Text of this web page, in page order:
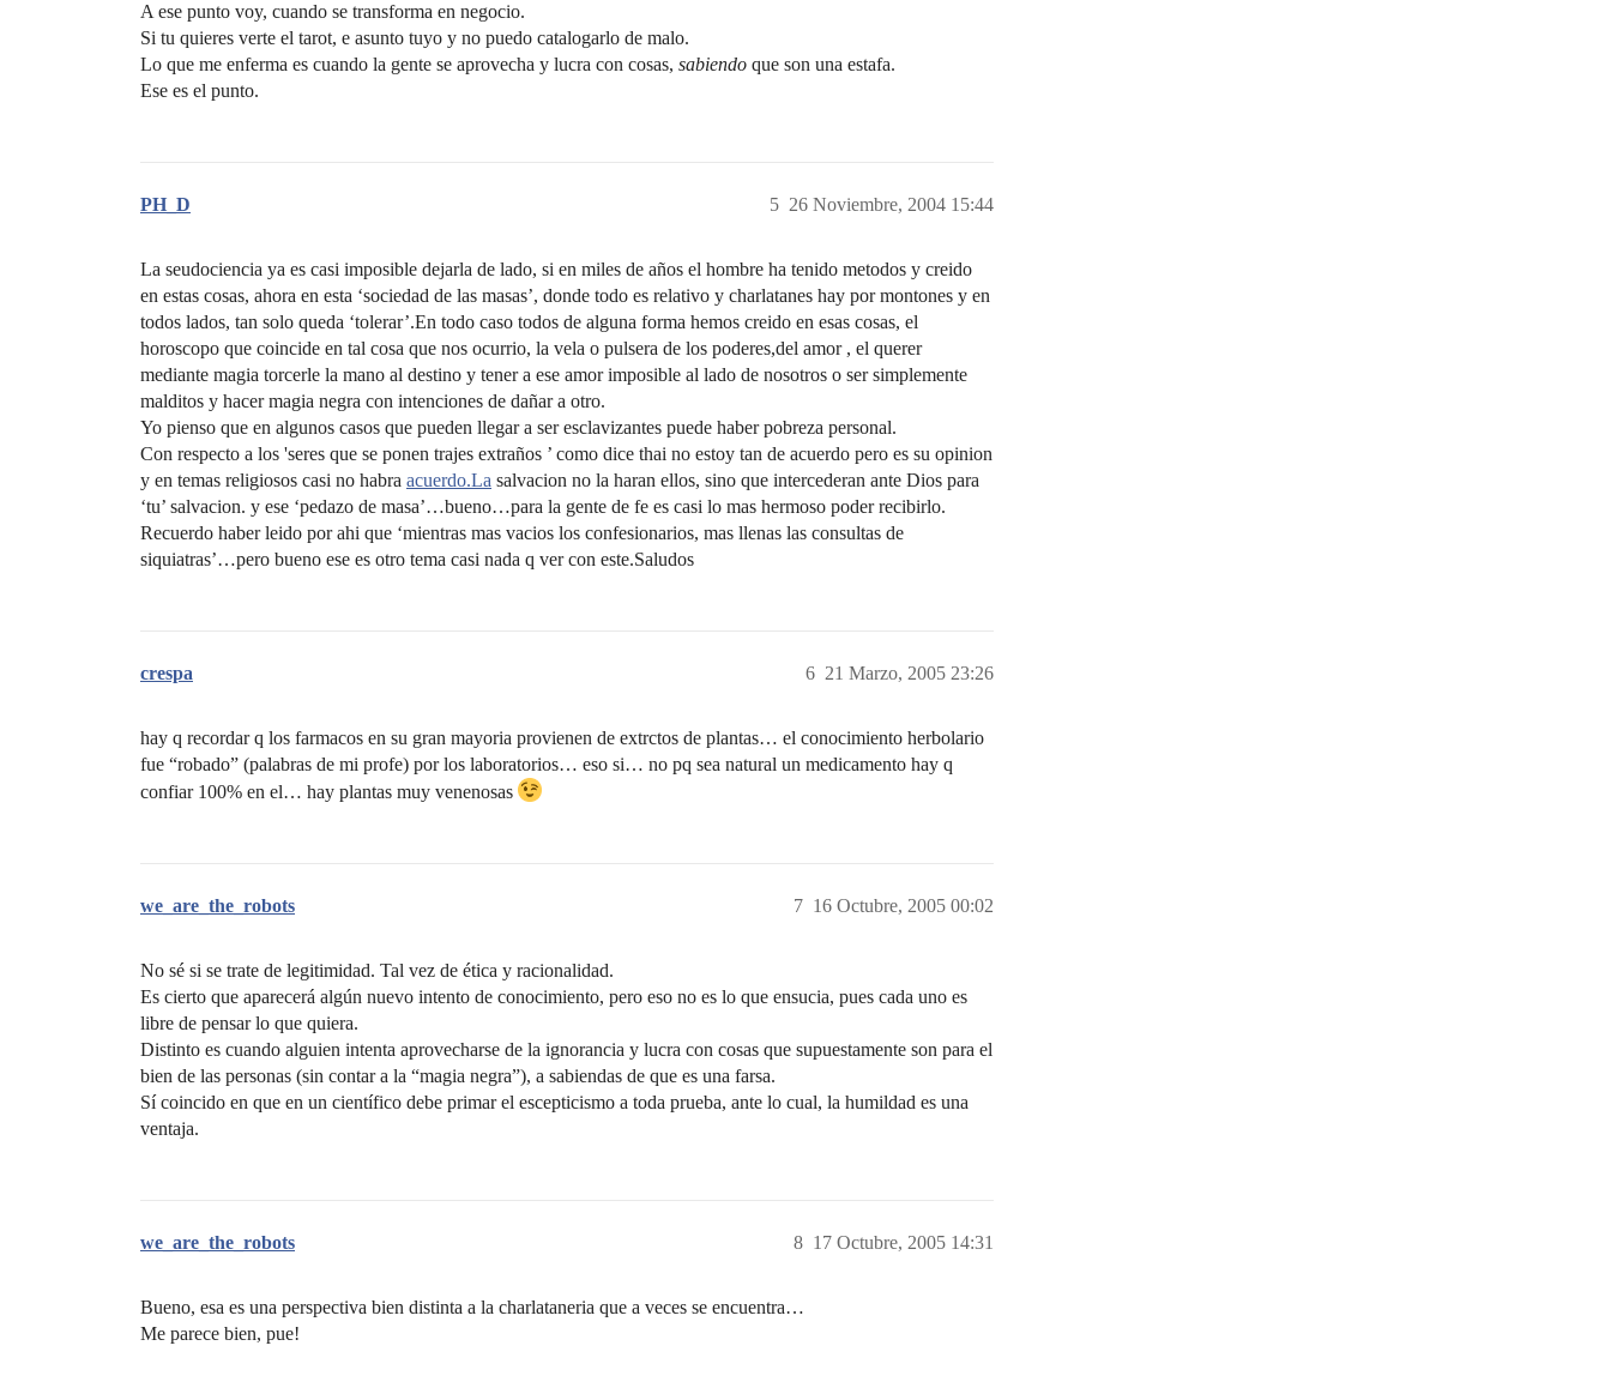
A ese punto voy, cuando se transforma en negocio.
Si tu quieres verte el tarot, e asunto tuyo y no puedo catalogarlo de malo.
Lo que me enferma es cuando la gente se aprovecha y lucra con cosas, sabiendo que son una estafa.
Ese es el punto.
PH_D 26 Noviembre, 2004 15:44
5
La seudociencia ya es casi imposible dejarla de lado, si en miles de años el hombre ha tenido metodos y creido
en estas cosas, ahora en esta ‘sociedad de las masas’, donde todo es relativo y charlatanes hay por montones y en
todos lados, tan solo queda ‘tolerar’.En todo caso todos de alguna forma hemos creido en esas cosas, el
horoscopo que coincide en tal cosa que nos ocurrio, la vela o pulsera de los poderes,del amor , el querer
mediante magia torcerle la mano al destino y tener a ese amor imposible al lado de nosotros o ser simplemente
malditos y hacer magia negra con intenciones de dañar a otro.
Yo pienso que en algunos casos que pueden llegar a ser esclavizantes puede haber pobreza personal.
Con respecto a los 'seres que se ponen trajes extraños ’ como dice thai no estoy tan de acuerdo pero es su opinion
y en temas religiosos casi no habra acuerdo.La salvacion no la haran ellos, sino que intercederan ante Dios para
‘tu’ salvacion. y ese ‘pedazo de masa’…bueno…para la gente de fe es casi lo mas hermoso poder recibirlo.
Recuerdo haber leido por ahi que ‘mientras mas vacios los confesionarios, mas llenas las consultas de
siquiatras’…pero bueno ese es otro tema casi nada q ver con este.Saludos
crespa 21 Marzo, 2005 23:26
6
hay q recordar q los farmacos en su gran mayoria provienen de extrctos de plantas… el conocimiento herbolario
fue “robado” (palabras de mi profe) por los laboratorios… eso si… no pq sea natural un medicamento hay q
confiar 100% en el… hay plantas muy venenosas
we_are_the_robots 16 Octubre, 2005 00:02
7
No sé si se trate de legitimidad. Tal vez de ética y racionalidad.
Es cierto que aparecerá algún nuevo intento de conocimiento, pero eso no es lo que ensucia, pues cada uno es
libre de pensar lo que quiera.
Distinto es cuando alguien intenta aprovecharse de la ignorancia y lucra con cosas que supuestamente son para el
bien de las personas (sin contar a la “magia negra”), a sabiendas de que es una farsa.
Sí coincido en que en un científico debe primar el escepticismo a toda prueba, ante lo cual, la humildad es una
ventaja.
we_are_the_robots 17 Octubre, 2005 14:31
8
Bueno, esa es una perspectiva bien distinta a la charlataneria que a veces se encuentra…
Me parece bien, pue!